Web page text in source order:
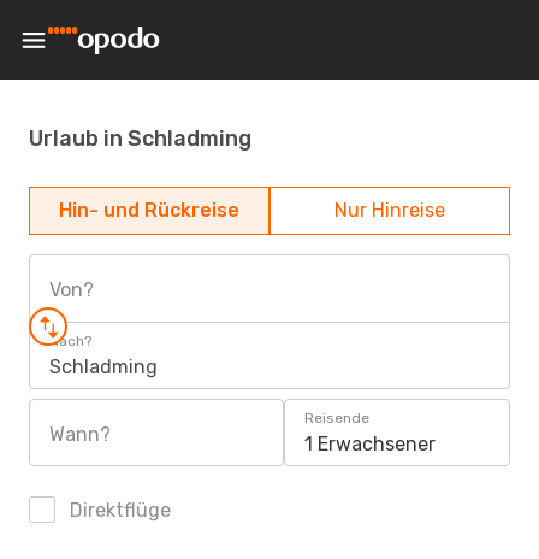
Urlaub in Schladming
Hin- und Rückreise Nur Hinreise
Von?
Nach?
Schladming
Wann?
Reisende
1 Erwachsener
Direktflüge